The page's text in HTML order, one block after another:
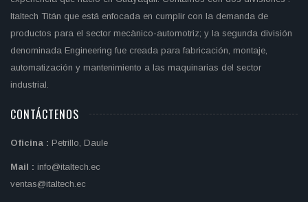
Italtech Titán que está enfocada en cumplir con la demanda de
productos para el sector mecànico-automotriz; y la segunda división
denominada Engineering fue creada para fabricación, montaje,
automatización y mantenimiento a las maquinarias del sector
industrial.
CONTÁCTENOS
Oficina : Petrillo, Daule
Mail : info@italtech.ec
ventas@italtech.ec